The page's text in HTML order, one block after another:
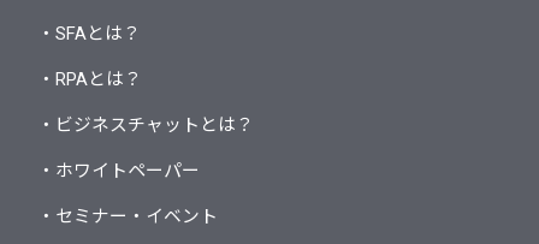
・SFAとは？
・RPAとは？
・ビジネスチャットとは？
・ホワイトペーパー
・セミナー・イベント